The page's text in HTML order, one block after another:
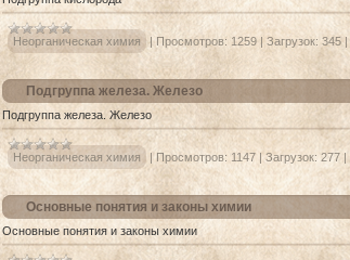
Неорганическая химия |Просмотров: 1259| Загрузок: 345|
Подгруппа железа. Железо
Подгруппа железа. Железо
Неорганическая химия |Просмотров: 1147|Загрузок: 277|
Основные понятия и законы химии
Основные понятия и законы химии